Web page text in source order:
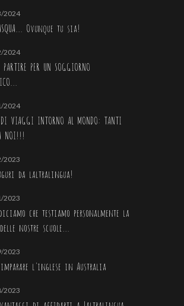
2024
Ovunque tu sia!
2024
PER UN SOGGIORNO
2024
VIAGGI INTORNO AL MONDO: TANTI
NOI!!!
2023
da laltralingua!
2023
che testiamo personalmente la
nostre scuole...
2023
l'inglese in Australia
2023